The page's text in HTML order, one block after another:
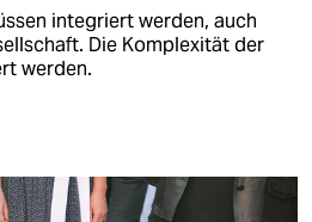
integriert werden, auch
Die Komplexität der
werden.